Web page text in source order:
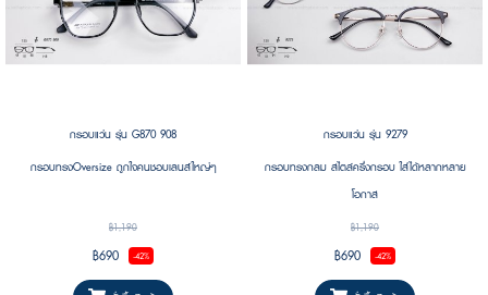
กรอบแว่น รุ่น G870 908
กรอบทรงOversize ถูกใจคนชอบเลนส์ใหญ่ๆ
฿1,190
฿690 -42%
กรอบแว่น รุ่น 9279
กรอบทรงกลม สไตล์ครึ่งกรอบ ใส่ได้หลากหลาย
โอกาส
฿1,190
฿690 -42%